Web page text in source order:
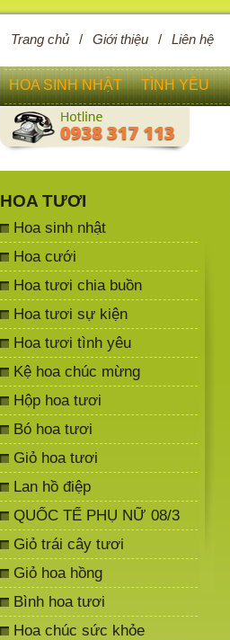
Trang chủ / Giới thiệu / Liên hệ
HOA SINH NHẬT TÌNH YÊU
HOA TƯƠI
Hoa sinh nhật
Hoa cưới
Hoa tươi chia buồn
Hoa tươi sự kiện
Hoa tươi tình yêu
Kệ hoa chúc mừng
Hộp hoa tươi
Bó hoa tươi
Giỏ hoa tươi
Lan hồ điệp
QUỐC TẾ PHỤ NỮ 08/3
Giỏ trái cây tươi
Giỏ hoa hồng
Bình hoa tươi
Hoa chúc sức khỏe